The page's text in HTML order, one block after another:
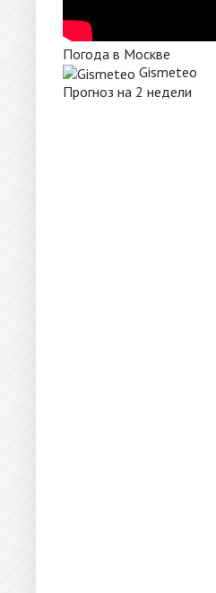
Погода в Москве
Gismeteo
Прогноз на 2 недели